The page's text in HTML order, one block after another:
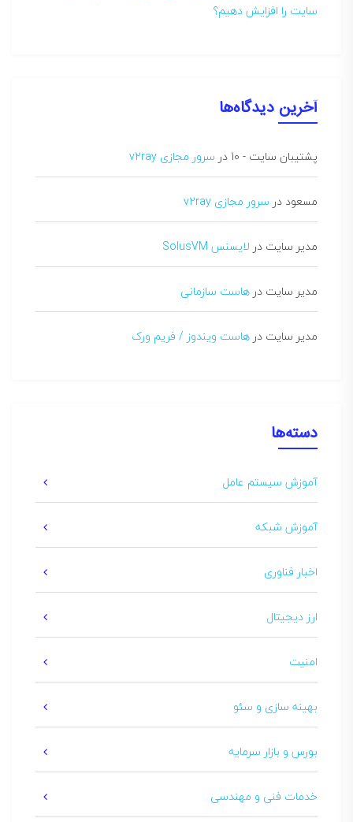
سایت را افزایش دهیم؟
آخرین دیدگاه‌ها
پشتیبان سایت - 10 در سرور مجازی v2ray
مسعود در سرور مجازی v2ray
مدیر سایت در لایسنس SolusVM
مدیر سایت در هاست سازمانی
مدیر سایت در هاست ویندوز / فریم ورک
دسته‌ها
آموزش سیستم عامل
آموزش شبکه
اخبار فناوری
ارز دیجیتال
امنیت
بهینه سازی و سئو
بورس و بازار سرمایه
خدمات فنی و مهندسی